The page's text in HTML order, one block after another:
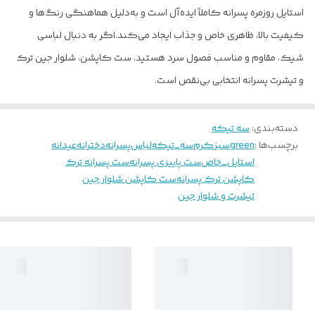
استایل روزمره پسرانه کاملاً ایده‌آل است و به‌دلیل هماهنگی رنگ‌ها و
کیفیت بالا، ظاهری خاص و جذاب ایجاد می‌کند.اگر به دنبال لباسی
شیک، مقاوم و مناسب فصول سرد هستید، ست کاپشن، شلوار جین ترک
و تیشرت پسرانه انتخابی بی‌نقص است.
دسته‌بندی:سه تیکه
برچسب‌ها :greenسبزکرمسه_تیکهلباسپسرانهدخترانهعیدانه
استایل_خاصست پاییزی پسرانهست پسرانه ترک
کاپشن ترک پسرانهست کاپشن شلوار جین
تیشرت و شلوار جین